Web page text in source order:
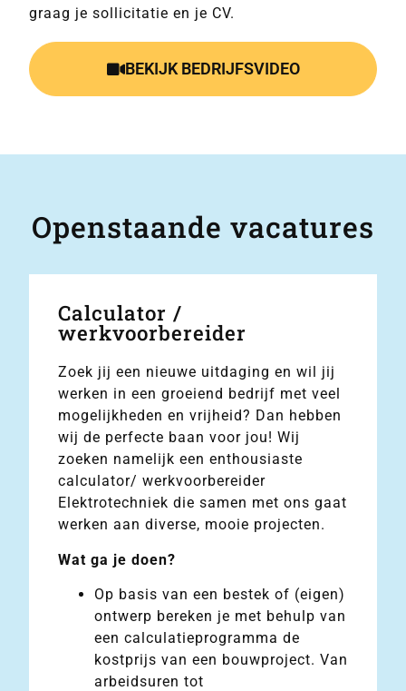
graag je sollicitatie en je CV.
BEKIJK BEDRIJFSVIDEO
Openstaande vacatures
Calculator /
werkvoorbereider
Zoek jij een nieuwe uitdaging en wil jij
werken in een groeiend bedrijf met veel
mogelijkheden en vrijheid? Dan hebben
wij de perfecte baan voor jou! Wij
zoeken namelijk een enthousiaste
calculator/ werkvoorbereider
Elektrotechniek die samen met ons gaat
werken aan diverse, mooie projecten.
Wat ga je doen?
Op basis van een bestek of (eigen)
ontwerp bereken je met behulp van
een calculatieprogramma de
kostprijs van een bouwproject. Van
arbeidsuren tot